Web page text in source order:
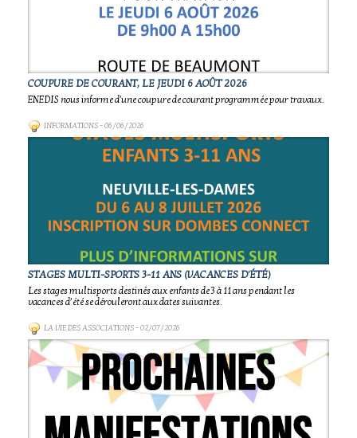
COUPURE DE COURANT, LE JEUDI 6 AOÛT 2026
ENEDIS nous informe d'une coupure de courant programmée pour travaux.
INFORMATIONS- 06/06/2026
STAGES MULTI-SPORTS 3-11 ANS (VACANCES D'ÉTÉ)
Les stages multisports destinés aux enfants de 3 à 11 ans pendant les
vacances d’été se dérouleront aux dates suivantes.
LA VIE DES ASSOCIATIONS- 02/07/2026